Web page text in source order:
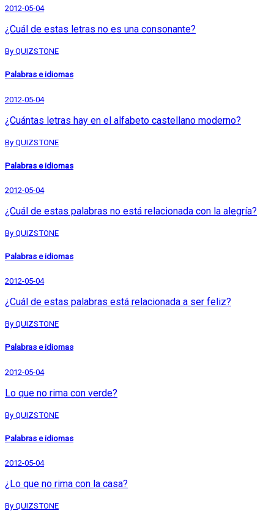
2012-05-04
¿Cuál de estas letras no es una consonante?
By QUIZSTONE
Palabras e idiomas
2012-05-04
¿Cuántas letras hay en el alfabeto castellano moderno?
By QUIZSTONE
Palabras e idiomas
2012-05-04
¿Cuál de estas palabras no está relacionada con la alegría?
By QUIZSTONE
Palabras e idiomas
2012-05-04
¿Cuál de estas palabras está relacionada a ser feliz?
By QUIZSTONE
Palabras e idiomas
2012-05-04
Lo que no rima con verde?
By QUIZSTONE
Palabras e idiomas
2012-05-04
¿Lo que no rima con la casa?
By QUIZSTONE